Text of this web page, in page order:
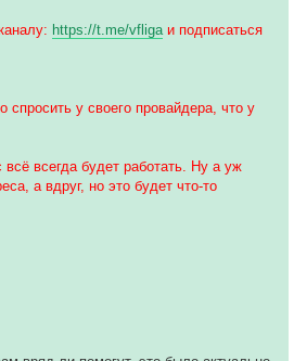
https://t.me/vfliga и подписаться
спросить у своего провайдера, что у
всё всегда будет работать. Ну а уж
а вдруг, но это будет что-то